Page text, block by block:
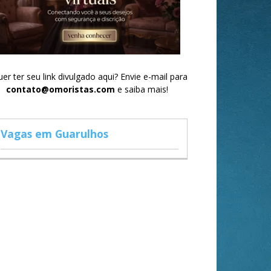
ter seu link divulgado aqui? Envie e-mail para
contato@omoristas.com e saiba mais!
Vagas em Guarulhos